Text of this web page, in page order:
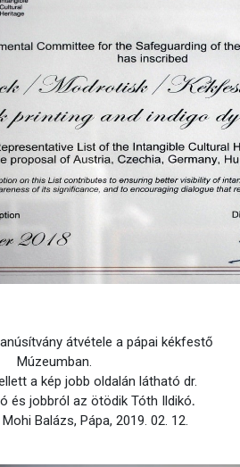
átvétele a pápai kékfestő
Múzeumban.
a kép jobb oldalán látható dr.
és jobbról az ötödik Tóth Ildikó.
Balázs, Pápa, 2019. 02. 12.